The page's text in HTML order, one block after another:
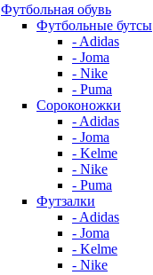
Футбольная обувь
Футбольные бутсы
- Adidas
- Joma
- Nike
- Puma
Сороконожки
- Adidas
- Joma
- Kelme
- Nike
- Puma
Футзалки
- Adidas
- Joma
- Kelme
- Nike